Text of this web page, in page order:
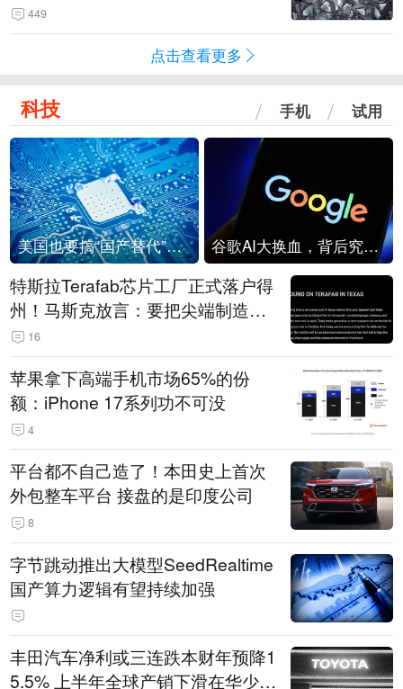
449
点击查看更多
科技 手机 试用
美国也要搞“国产替代”？先算清三笔账 谷歌AI大换血，背后究竟发生了什么？
特斯拉Terafab芯片工厂正式落户得
州！马斯克放言：要把尖端制造带
回美国
16
苹果拿下高端手机市场65%的份
额：iPhone 17系列功不可没
4
平台都不自己造了！本田史上首次
外包整车平台 接盘的是印度公司
8
字节跳动推出大模型SeedRealtime
国产算力逻辑有望持续加强
丰田汽车净利或三连跌本财年预降1
5.5% 上半年全球产销下滑在华少卖